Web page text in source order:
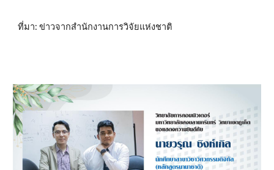
ที่มา: ข่าวจากสำนักงานการวิจัยแห่งชาติ